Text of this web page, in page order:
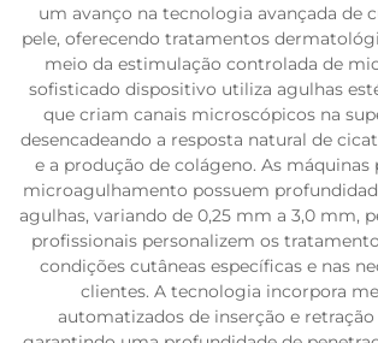
um avanço na tecnologia avançada de
pele, oferecendo tratamentos
meio da estimulação controlada de
sofisticado dispositivo utiliza agulhas
que criam canais microscópicos na
desencadeando a resposta natural de
e a produção de colágeno. As máquinas
microagulhamento possuem
agulhas, variando de 0,25 mm a 3,0 mm,
profissionais personalizem os
condições cutâneas específicas e nas
clientes. A tecnologia incorpora
automatizados de inserção e retração